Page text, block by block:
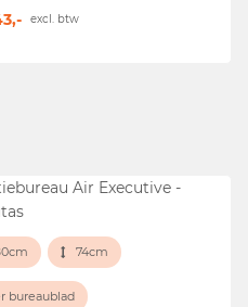
excl. btw
Air Executive -
74cm
bureaublad